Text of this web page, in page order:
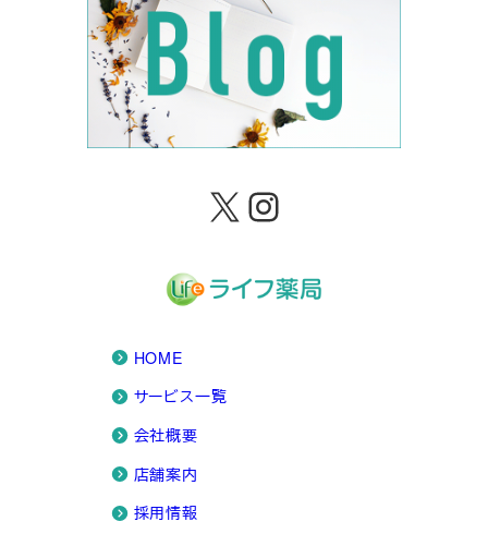
X Instagram
HOME
サービス一覧
会社概要
店舗案内
採用情報